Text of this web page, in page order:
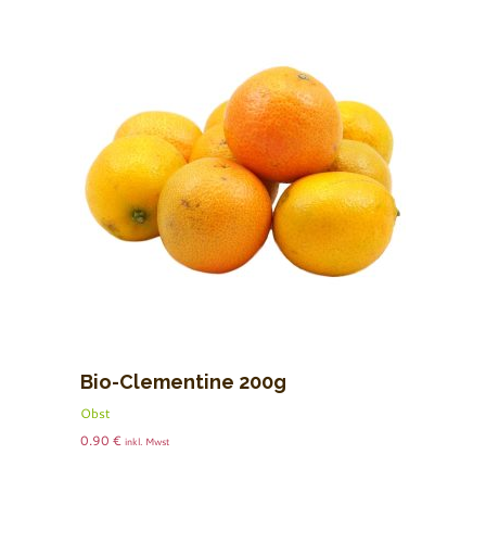
Bio-Clementine 200g
Obst
0.90 € inkl. Mwst